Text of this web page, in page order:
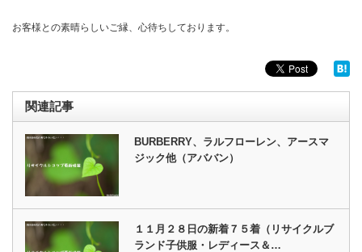
お客様との素晴らしいご縁、心待ちしております。
関連記事
BURBERRY、ラルフローレン、アースマ
ジック他（アババン）
１１月２８日の新着７５着（リサイクルブ
ランド子供服・レディース＆…